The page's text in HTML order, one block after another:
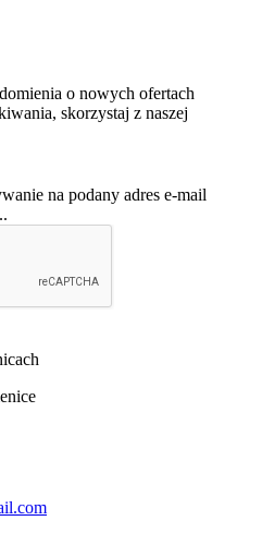
o nowych ofertach
skorzystaj z naszej
na podany adres e-mail